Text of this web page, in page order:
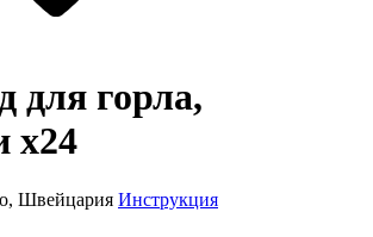
для горла,
x24
Швейцария Инструкция